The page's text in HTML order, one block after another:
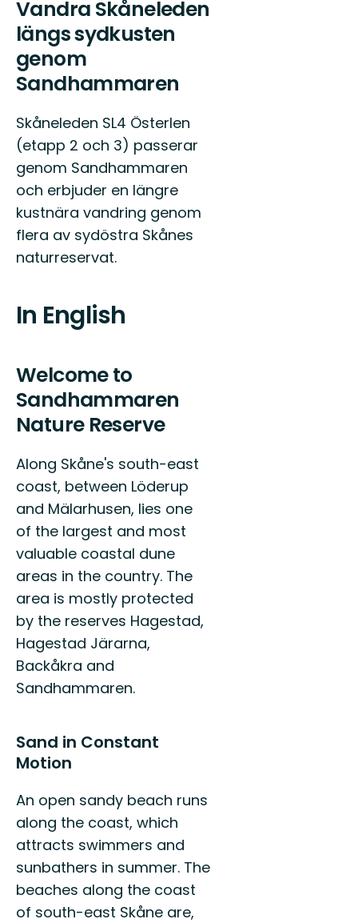
Vandra Skåneleden
längs sydkusten
genom
Sandhammaren
Skåneleden SL4 Österlen
(etapp 2 och 3) passerar
genom Sandhammaren
och erbjuder en längre
kustnära vandring genom
flera av sydöstra Skånes
naturreservat.
In English
Welcome to
Sandhammaren
Nature Reserve
Along Skåne's south-east
coast, between Löderup
and Mälarhusen, lies one
of the largest and most
valuable coastal dune
areas in the country. The
area is mostly protected
by the reserves Hagestad,
Hagestad Järarna,
Backåkra and
Sandhammaren.
Sand in Constant
Motion
An open sandy beach runs
along the coast, which
attracts swimmers and
sunbathers in summer. The
beaches along the coast
of south-east Skåne are,